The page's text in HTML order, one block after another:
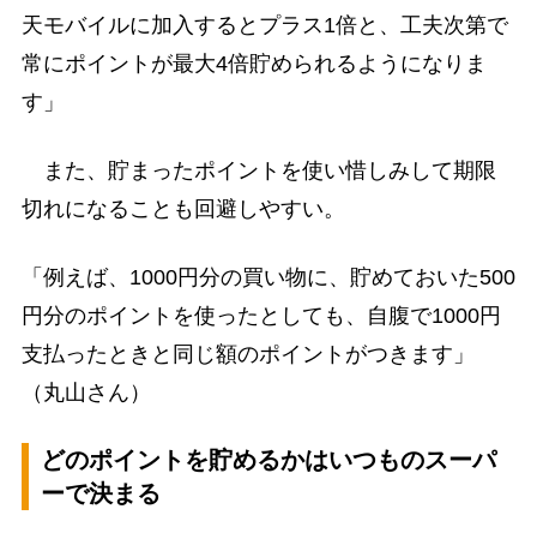
天モバイルに加入するとプラス1倍と、工夫次第で
常にポイントが最大4倍貯められるようになりま
す」
また、貯まったポイントを使い惜しみして期限
切れになることも回避しやすい。
「例えば、1000円分の買い物に、貯めておいた500
円分のポイントを使ったとしても、自腹で1000円
支払ったときと同じ額のポイントがつきます」
（丸山さん）
どのポイントを貯めるかはいつものスーパ
ーで決まる